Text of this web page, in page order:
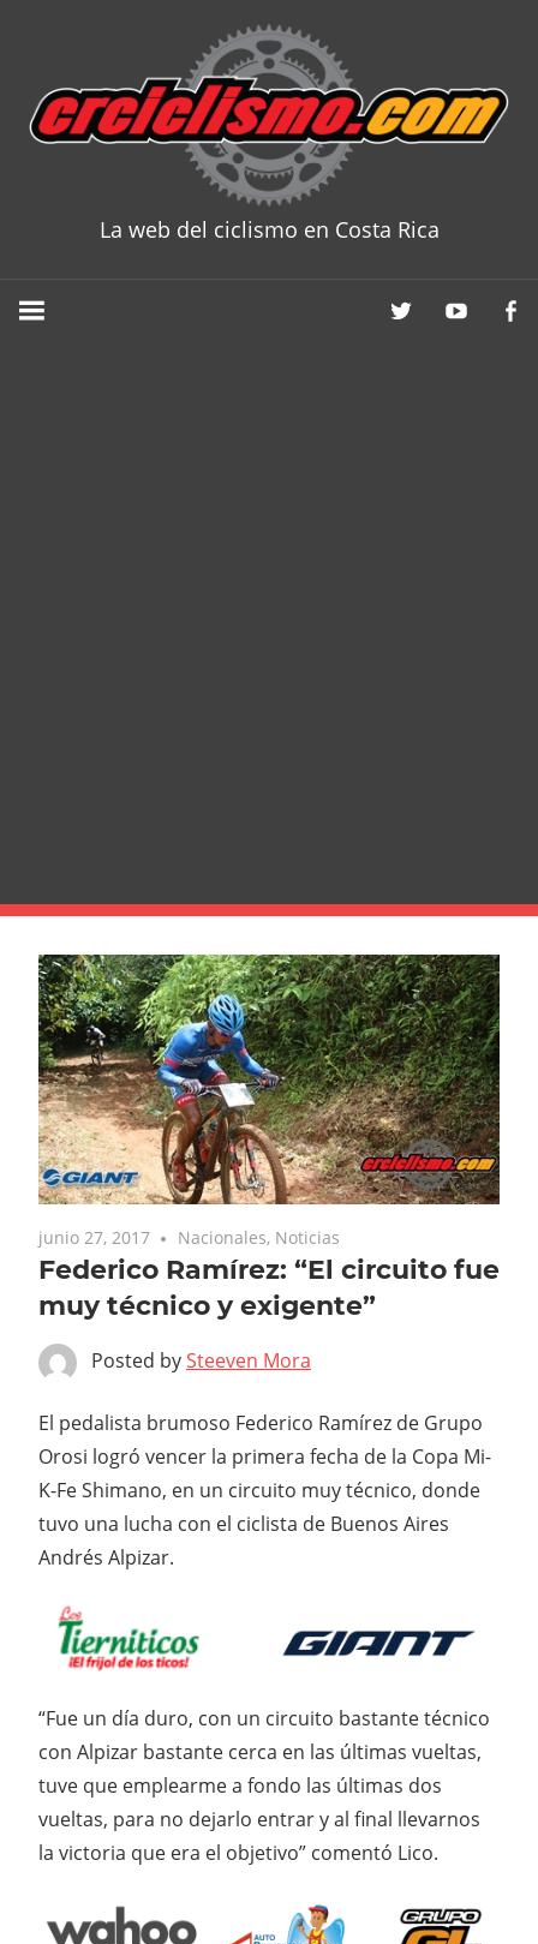
content
La web del ciclismo en Costa Rica
junio 27, 2017 Nacionales, Noticias
Federico Ramírez: “El circuito fue
muy técnico y exigente”
Posted bySteeven Mora
El pedalista brumoso Federico Ramírez de Grupo
Orosi logró vencer la primera fecha de la Copa Mi-
K-Fe Shimano, en un circuito muy técnico, donde
tuvo una lucha con el ciclista de Buenos Aires
Andrés Alpizar.
“Fue un día duro, con un circuito bastante técnico
con Alpizar bastante cerca en las últimas vueltas,
tuve que emplearme a fondo las últimas dos
vueltas, para no dejarlo entrar y al final llevarnos
la victoria que era el objetivo” comentó Lico.